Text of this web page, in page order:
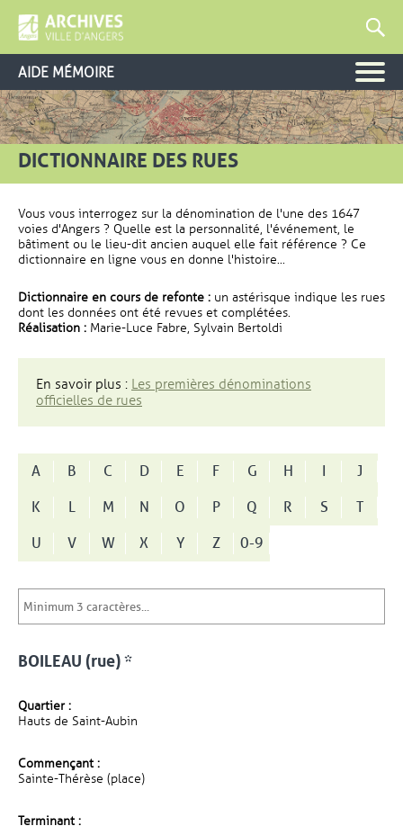
AIDE MÉMOIRE
DICTIONNAIRE DES RUES
Vous vous interrogez sur la dénomination de l'une des 1647
voies d'Angers ? Quelle est la personnalité, l'événement, le
bâtiment ou le lieu-dit ancien auquel elle fait référence ? Ce
dictionnaire en ligne vous en donne l'histoire...
Dictionnaire en cours de refonte : un astérisque indique les rues
dont les données ont été revues et complétées.
Réalisation : Marie-Luce Fabre, Sylvain Bertoldi
En savoir plus : Les premières dénominations
officielles de rues
A B C D E F G H I
J
K
L M N O P Q R S
T
U
V W X Y Z 0-9
BOILEAU (rue) *
Quartier :
Hauts de Saint-Aubin
Commençant :
Sainte-Thérèse (place)
Terminant :